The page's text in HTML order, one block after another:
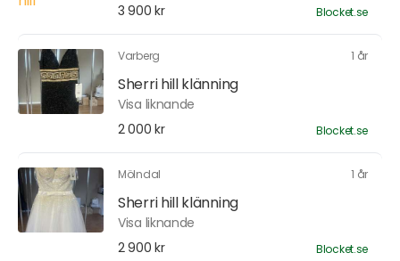
3 900 kr
Blocket.se
Varberg 1 år
Sherri hill klänning
Visa liknande
2 000 kr
Blocket.se
Mölndal 1 år
Sherri hill klänning
Visa liknande
2 900 kr
Blocket.se